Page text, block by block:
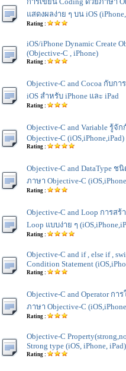
แสดงผลง่าย ๆ บน iOS
Rating :
iOS/iPhone Dynamic Create
(Objective-C , iPhone)
Rating :
Objective-C and Cocoa กับก
iOS สำหรับ iPhone และ iPad
Rating :
Objective-C and Variable รู้จั
Objective-C (iOS,iPhone,iPad)
Rating :
Objective-C and DataType ช
ภาษา Objective-C
Rating :
Objective-C and Loop การสร้
Loop แบบง่าย ๆ
Rating :
Objective-C and if , else if ,
Condition Statement
Rating :
Objective-C and Operator กา
ภาษา Objective-C
Rating :
Objective-C
Strong type (iOS, iPhone, iPad)
Rating :